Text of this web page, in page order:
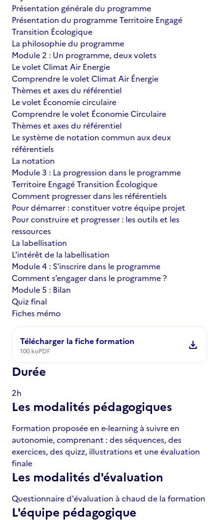
Présentation générale du programme
Présentation du programme Territoire Engagé
Transition Écologique
La philosophie du programme
Module 2 : Un programme, deux volets
Le volet Climat Air Energie
Comprendre le volet Climat Air Énergie
Thèmes et axes du référentiel
Le volet Économie circulaire
Comprendre le volet Économie Circulaire
Thèmes et axes du référentiel
Le système de notation commun aux deux
référentiels
La notation
Module 3 : La progression dans le programme
Territoire Engagé Transition Écologique
Comment progresser dans les référentiels
Pour démarrer : constituer votre équipe projet
Pour construire et progresser : les outils et les
ressources
La labellisation
L'intérêt de la labellisation
Module 4 : S'inscrire dans le programme
Comment s’engager dans le programme ?
Module 5 : Bilan
Quiz final
Fiches mémo
Télécharger la fiche formation
100 koPDF download
Durée
2h
Les modalités pédagogiques
Formation proposée en e-learning à suivre en
autonomie, comprenant : des séquences, des
exercices, des quizz, illustrations et une évaluation
finale
Les modalités d'évaluation
Questionnaire d'évaluation à chaud de la formation
L'équipe pédagogique